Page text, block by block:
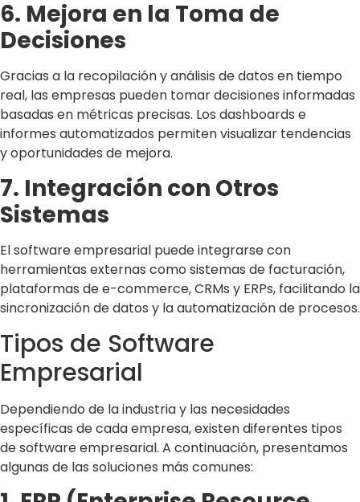
6. Mejora en la Toma de
Decisiones
Gracias a la recopilación y análisis de datos en tiempo
real, las empresas pueden tomar decisiones informadas
basadas en métricas precisas. Los dashboards e
informes automatizados permiten visualizar tendencias
y oportunidades de mejora.
7. Integración con Otros
Sistemas
El software empresarial puede integrarse con
herramientas externas como sistemas de facturación,
plataformas de e-commerce, CRMs y ERPs, facilitando la
sincronización de datos y la automatización de procesos.
Tipos de Software
Empresarial
Dependiendo de la industria y las necesidades
específicas de cada empresa, existen diferentes tipos
de software empresarial. A continuación, presentamos
algunas de las soluciones más comunes: